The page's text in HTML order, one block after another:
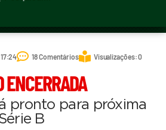
18 Comentários Visualizações: 0
ENCERRADA
pronto para próxima
B